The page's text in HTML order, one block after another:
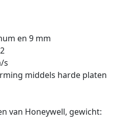
en 9 mm
s
middels harde platen
van Honeywell, gewicht: